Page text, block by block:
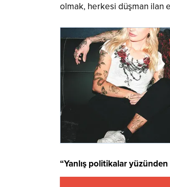
olmak, herkesi düşman ilan
“Yanlış politikalar